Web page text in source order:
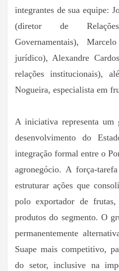
integrantes de sua equipe:
(diretor de
Governamentais),
jurídico), Alexandre
relações institucionais),
Nogueira, especialista em
A iniciativa representa um
desenvolvimento do
integração formal entre o
agronegócio. A força-
estruturar ações que
polo exportador de
produtos do segmento. O
permanentemente
Suape mais competitivo,
do setor, inclusive na